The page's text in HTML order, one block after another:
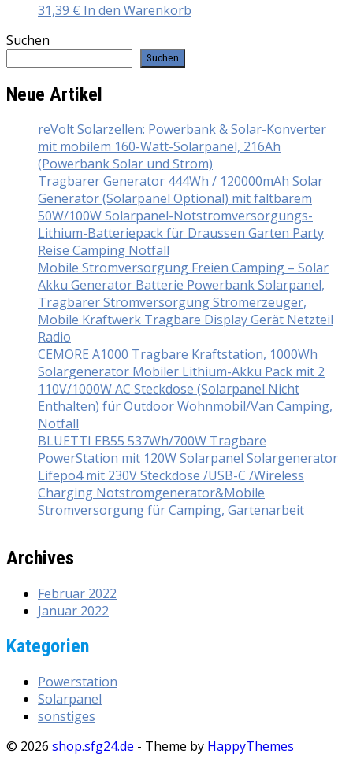
31,39 € In den Warenkorb
Suchen
Suchen
Neue Artikel
reVolt Solarzellen: Powerbank & Solar-Konverter
mit mobilem 160-Watt-Solarpanel, 216Ah
(Powerbank Solar und Strom)
Tragbarer Generator 444Wh / 120000mAh Solar
Generator (Solarpanel Optional) mit faltbarem
50W/100W Solarpanel-Notstromversorgungs-
Lithium-Batteriepack für Draussen Garten Party
Reise Camping Notfall
Mobile Stromversorgung Freien Camping – Solar
Akku Generator Batterie Powerbank Solarpanel,
Tragbarer Stromversorgung Stromerzeuger,
Mobile Kraftwerk Tragbare Display Gerät Netzteil
Radio
CEMORE A1000 Tragbare Kraftstation, 1000Wh
Solargenerator Mobiler Lithium-Akku Pack mit 2
110V/1000W AC Steckdose (Solarpanel Nicht
Enthalten) für Outdoor Wohnmobil/Van Camping,
Notfall
BLUETTI EB55 537Wh/700W Tragbare
PowerStation mit 120W Solarpanel Solargenerator
Lifepo4 mit 230V Steckdose /USB-C /Wireless
Charging Notstromgenerator&Mobile
Stromversorgung für Camping, Gartenarbeit
Archives
Februar 2022
Januar 2022
Kategorien
Powerstation
Solarpanel
sonstiges
© 2026 shop.sfg24.de - Theme by HappyThemes